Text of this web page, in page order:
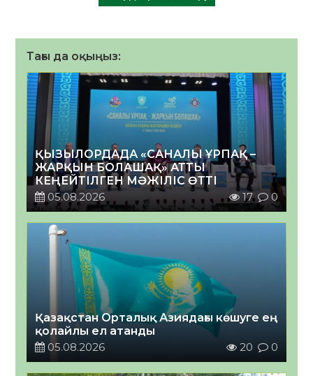
Тағы да оқыңыз:
ҚЫЗЫЛОРДАДА «САНАЛЫ ҰРПАҚ –
ЖАРҚЫН БОЛАШАҚ» АТТЫ
КЕҢЕЙТІЛГЕН МӘЖІЛІС ӨТТІ
05.08.2026
17 0
Қазақстан Орталық Азиядағы көшуге ең
қолайлы ел атанды
05.08.2026
20 0